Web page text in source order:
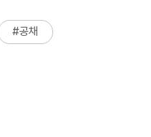
#공채